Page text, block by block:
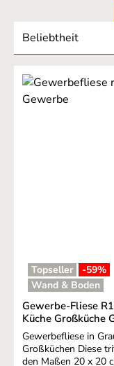
Topseller -59%
Wand & Boden
Gewerbe-Fliese
Küche Großküche
Gewerbefliese in
Großküchen Diese
den Maßen 20 x 20